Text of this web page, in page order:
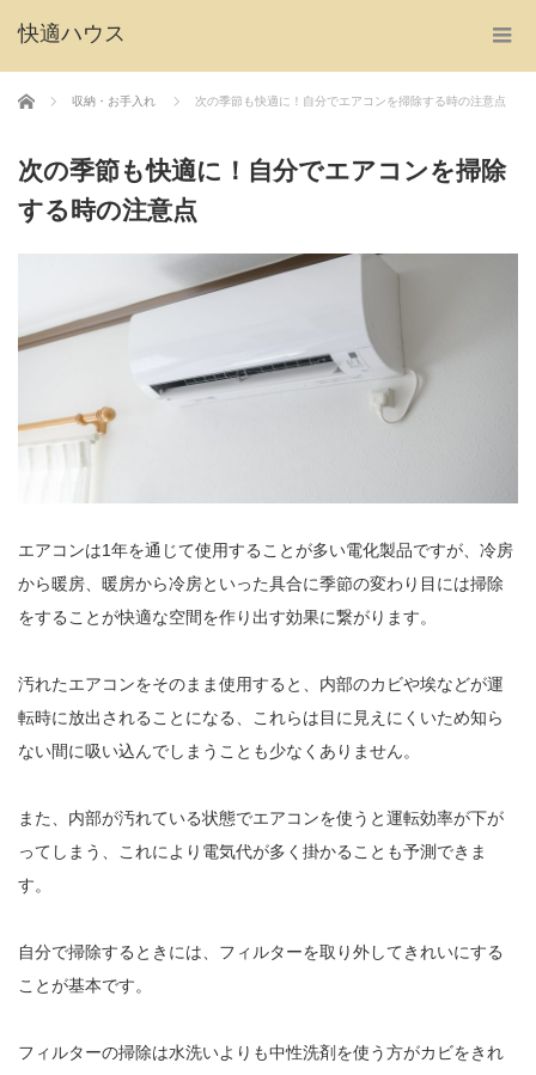
快適ハウス
ホーム 収納・お手入れ 次の季節も快適に！自分でエアコンを掃除する時の注意点
次の季節も快適に！自分でエアコンを掃除
する時の注意点
エアコンは1年を通じて使用することが多い電化製品ですが、冷房
から暖房、暖房から冷房といった具合に季節の変わり目には掃除
をすることが快適な空間を作り出す効果に繋がります。
汚れたエアコンをそのまま使用すると、内部のカビや埃などが運
転時に放出されることになる、これらは目に見えにくいため知ら
ない間に吸い込んでしまうことも少なくありません。
また、内部が汚れている状態でエアコンを使うと運転効率が下が
ってしまう、これにより電気代が多く掛かることも予測できま
す。
自分で掃除するときには、フィルターを取り外してきれいにする
ことが基本です。
フィルターの掃除は水洗いよりも中性洗剤を使う方がカビをきれ